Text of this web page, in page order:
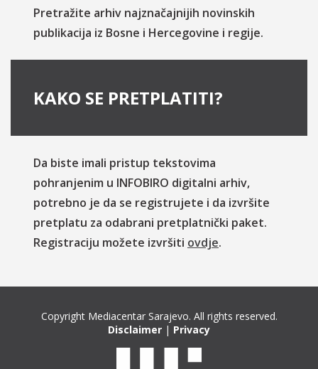
Pretražite arhiv najznačajnijih novinskih
publikacija iz Bosne i Hercegovine i regije.
KAKO SE PRETPLATITI?
Da biste imali pristup tekstovima
pohranjenim u INFOBIRO digitalni arhiv,
potrebno je da se registrujete i da izvršite
pretplatu za odabrani pretplatnički paket.
Registraciju možete izvršiti ovdje.
Copyright Mediacentar Sarajevo. All rights reserved.
Disclaimer | Privacy